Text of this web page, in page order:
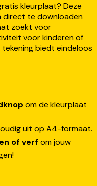
kleurplaat? Deze
direct te downloaden
zoekt voor
voor kinderen of
biedt eindeloos
om de kleurplaat
uit op A4-formaat.
of verf om jouw